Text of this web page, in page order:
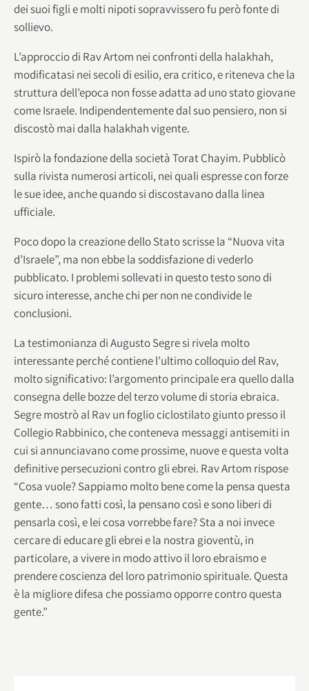
dei suoi figli e molti nipoti sopravvissero fu però fonte di
sollievo.
L’approccio di Rav Artom nei confronti della halakhah,
modificatasi nei secoli di esilio, era critico, e riteneva che la
struttura dell’epoca non fosse adatta ad uno stato giovane
come Israele. Indipendentemente dal suo pensiero, non si
discostò mai dalla halakhah vigente.
Ispirò la fondazione della società Torat Chayim. Pubblicò
sulla rivista numerosi articoli, nei quali espresse con forze
le sue idee, anche quando si discostavano dalla linea
ufficiale.
Poco dopo la creazione dello Stato scrisse la “Nuova vita
d’Israele”, ma non ebbe la soddisfazione di vederlo
pubblicato. I problemi sollevati in questo testo sono di
sicuro interesse, anche chi per non ne condivide le
conclusioni.
La testimonianza di Augusto Segre si rivela molto
interessante perché contiene l’ultimo colloquio del Rav,
molto significativo: l’argomento principale era quello dalla
consegna delle bozze del terzo volume di storia ebraica.
Segre mostrò al Rav un foglio ciclostilato giunto presso il
Collegio Rabbinico, che conteneva messaggi antisemiti in
cui si annunciavano come prossime, nuove e questa volta
definitive persecuzioni contro gli ebrei. Rav Artom rispose
“Cosa vuole? Sappiamo molto bene come la pensa questa
gente… sono fatti così, la pensano così e sono liberi di
pensarla così, e lei cosa vorrebbe fare? Sta a noi invece
cercare di educare gli ebrei e la nostra gioventù, in
particolare, a vivere in modo attivo il loro ebraismo e
prendere coscienza del loro patrimonio spirituale. Questa
è la migliore difesa che possiamo opporre contro questa
gente.”